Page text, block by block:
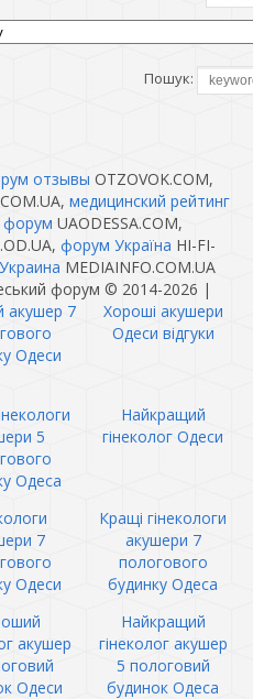
Пошук:
отзывы OTZOVOK.COM,
медицинский рейтинг
форум UAODESSA.COM,
форум Україна HI-FI-
MEDIAINFO.COM.UA
форум © 2014-2026 |
акушер 7
Одеси
Хороші акушери
Одеси відгуки
5
Одеса
Найкращий
гінеколог Одеси
7
Одеси
Кращі гінекологи
акушери 7
пологового
будинку Одеса
акушер
Одеси
Найкращий
гінеколог акушер
5 пологовий
будинок Одеса